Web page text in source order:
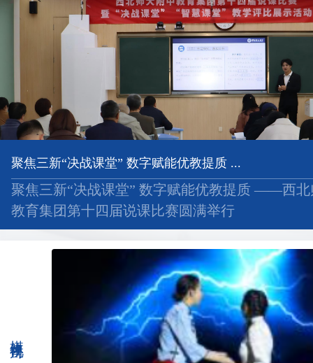
聚焦三新“决战课堂” 数字赋能优教提质 ...
聚焦三新“决战课堂” 数字赋能优教提质 ——西北
教育集团第十四届说课比赛圆满举行